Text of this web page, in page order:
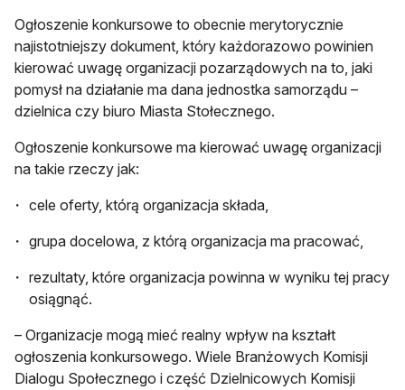
Ogłoszenie konkursowe to obecnie merytorycznie
najistotniejszy dokument, który każdorazowo powinien
kierować uwagę organizacji pozarządowych na to, jaki
pomysł na działanie ma dana jednostka samorządu –
dzielnica czy biuro Miasta Stołecznego.
Ogłoszenie konkursowe ma kierować uwagę organizacji
na takie rzeczy jak:
cele oferty, którą organizacja składa,
grupa docelowa, z którą organizacja ma pracować,
rezultaty, które organizacja powinna w wyniku tej pracy
osiągnąć.
– Organizacje mogą mieć realny wpływ na kształt
ogłoszenia konkursowego. Wiele Branżowych Komisji
Dialogu Społecznego i część Dzielnicowych Komisji